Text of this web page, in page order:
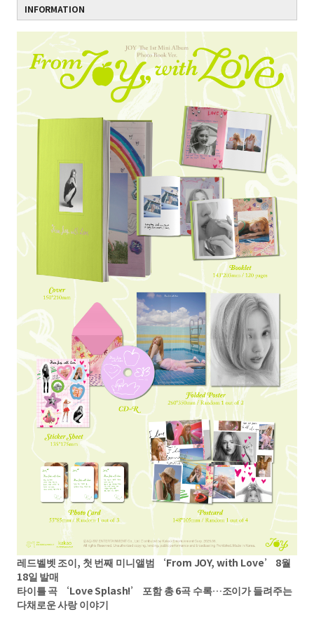
INFORMATION
레드벨벳 조이, 첫 번째 미니앨범 ‘From JOY, with Love’ 8월
18일 발매
타이틀 곡 ‘Love Splash!’ 포함 총 6곡 수록…조이가 들려주는
다채로운 사랑 이야기